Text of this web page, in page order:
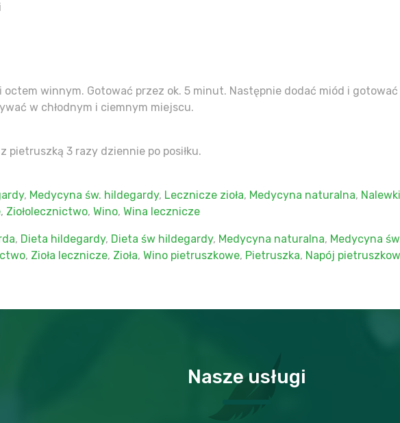
winnym. Gotować przez ok. 5 minut. Następnie dodać miód i
w chłodnym i ciemnym miejscu.
pietruszką 3 razy dziennie po posiłku.
, Medycyna św. hildegardy, Lecznicze zioła, Medycyna naturalna,
, Ziołolecznictwo, Wino, Wina lecznicze
, Dieta hildegardy, Dieta św hildegardy, Medycyna naturalna, Medycyna
, Zioła lecznicze, Zioła, Wino pietruszkowe, Pietruszka, Napój
Nasze usługi